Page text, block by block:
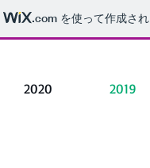
.com を使って作成さ
2020 2019